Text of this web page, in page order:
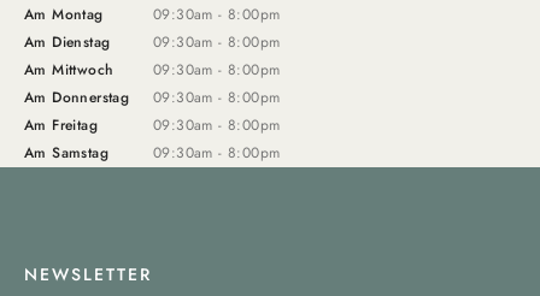
Am Montag
09:30am - 8:00pm
Am Dienstag
09:30am - 8:00pm
Am Mittwoch
09:30am - 8:00pm
Am Donnerstag
09:30am - 8:00pm
Am Freitag
09:30am - 8:00pm
Am Samstag
09:30am - 8:00pm
NEWSLETTER